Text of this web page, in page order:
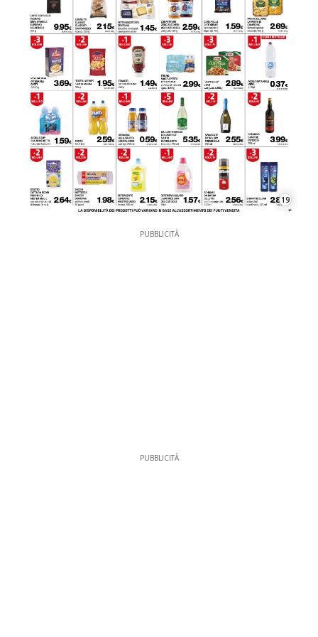
19
PUBBLICITÀ
PUBBLICITÀ